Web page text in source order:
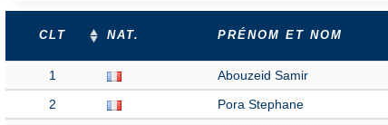
CLT NAT. PRÉNOM ET NOM
1 Abouzeid Samir
2
Pora Stephane